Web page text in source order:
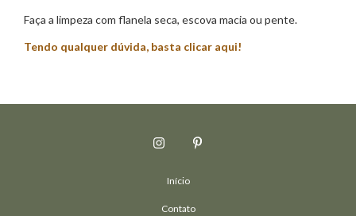
Faça a limpeza com flanela seca, escova macia ou pente.
Tendo qualquer dúvida, basta clicar aqui!
Início
Contato